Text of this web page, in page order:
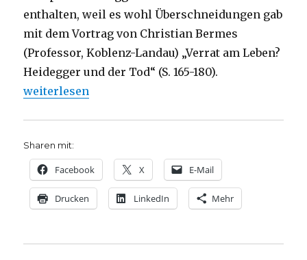
enthalten, weil es wohl Überschneidungen gab
mit dem Vortrag von Christian Bermes
(Professor, Koblenz-Landau) „Verrat am Leben?
Heidegger und der Tod“ (S. 165-180).
„Martin Heidegger, zum Letzten, Rezension von
weiterlesen
Sharen mit:
Facebook X E-Mail
Drucken LinkedIn Mehr